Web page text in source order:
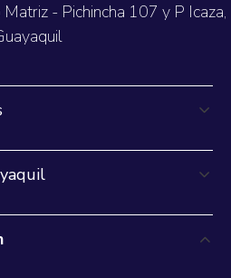
- Pichincha 107 y P Icaza,